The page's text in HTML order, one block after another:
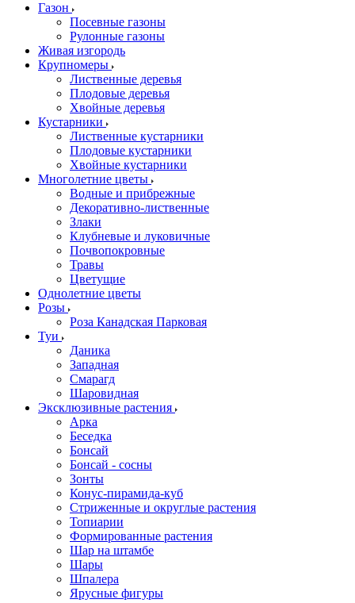
Газон
Посевные газоны
Рулонные газоны
Живая изгородь
Крупномеры
Лиственные деревья
Плодовые деревья
Хвойные деревья
Кустарники
Лиственные кустарники
Плодовые кустарники
Хвойные кустарники
Многолетние цветы
Водные и прибрежные
Декоративно-лиственные
Злаки
Клубневые и луковичные
Почвопокровные
Травы
Цветущие
Однолетние цветы
Розы
Роза Канадская Парковая
Туи
Даника
Западная
Смарагд
Шаровидная
Эксклюзивные растения
Арка
Беседка
Бонсай
Бонсай - сосны
Зонты
Конус-пирамида-куб
Стриженные и округлые растения
Топиарии
Формированные растения
Шар на штамбе
Шары
Шпалера
Ярусные фигуры